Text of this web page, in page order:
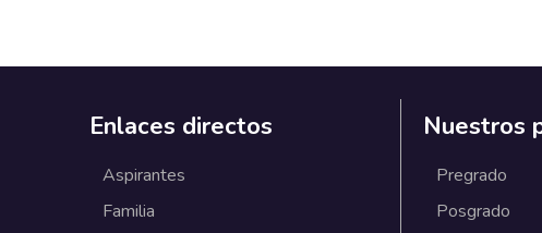
Enlaces directos
Aspirantes
Familia
Nuestros
Pregrado
Posgrado